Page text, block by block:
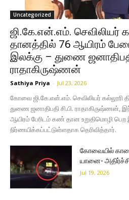
Uncategorized
ஜி.கே.என்.எம். செவிலியர்
தானத்தில் 76 ஆயிரம்
இலக்கு – துணை ஜனாதிபதி
ராதாகிருஷ்ணன்
Sathiya Priya - Jul 23, 2026
கோவை ஜி.கே.என்.எம். செவிலியர் கல்லூரி
துணை ஜனாதிபதி சி.பி. ராதாகிருஷ்ணன்,
ஆயிரம் பேரிடம் கண் தான உறுதிமொழி பெற
நிர்ணயிக்கப்பட்டுள்ளதாக தெரிவித்தார்.
கோவையில்
யானை-
Jul 19, 2026